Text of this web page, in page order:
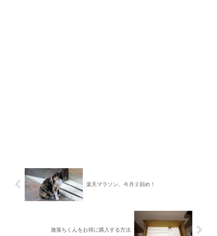
楽天マラソン、今月２回め！
激落ちくんをお得に購入する方法